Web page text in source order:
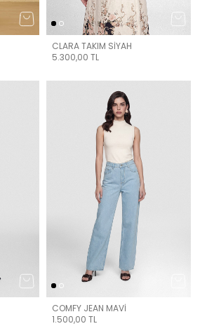
CLARA TAKIM SİYAH
5.300,00 TL
COMFY JEAN MAVİ
1.500,00 TL